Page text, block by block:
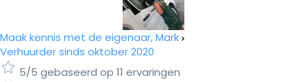
Maak kennis met de eigenaar, Mark
Verhuurder sinds oktober 2020
5/5 gebaseerd op 11 ervaringen